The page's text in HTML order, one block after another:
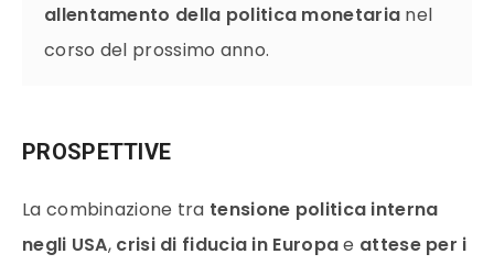
allentamento della politica monetaria nel
corso del prossimo anno.
PROSPETTIVE
La combinazione tra tensione politica interna
negli USA, crisi di fiducia in Europae attese per i